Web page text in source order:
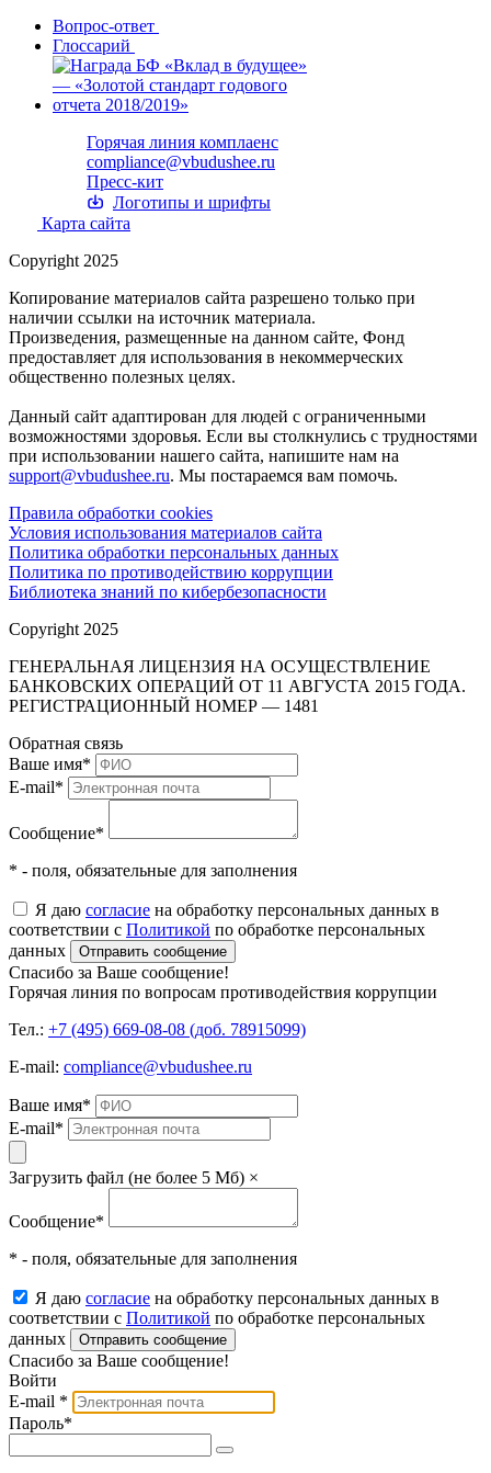
Вопрос-ответ
Глоссарий
Горячая линия комплаенс
compliance@vbudushee.ru
Пресс-кит
Логотипы и шрифты
Карта сайта
Copyright 2025
Копирование материалов сайта разрешено только при
наличии ссылки на источник материала.
Произведения, размещенные на данном сайте, Фонд
предоставляет для использования в некоммерческих
общественно полезных целях.
Данный сайт адаптирован для людей с ограниченными
возможностями здоровья. Если вы столкнулись с трудностями
при использовании нашего сайта, напишите нам на
support@vbudushee.ru. Мы постараемся вам помочь.
Правила обработки cookies
Условия использования материалов сайта
Политика обработки персональных данных
Политика по противодействию коррупции
Библиотека знаний по кибербезопасности
Copyright 2025
ГЕНЕРАЛЬНАЯ ЛИЦЕНЗИЯ НА ОСУЩЕСТВЛЕНИЕ
БАНКОВСКИХ ОПЕРАЦИЙ ОТ 11 АВГУСТА 2015 ГОДА.
РЕГИСТРАЦИОННЫЙ НОМЕР — 1481
Обратная связь
Ваше имя*
E-mail*
Сообщение*
* - поля, обязательные для заполнения
Я даю согласие на обработку персональных данных в
соответствии с Политикой по обработке персональных
данных
Отправить сообщение
Спасибо за Ваше сообщение!
Горячая линия по вопросам противодействия коррупции
Тел.: +7 (495) 669-08-08 (доб. 78915099)
E-mail: compliance@vbudushee.ru
Ваше имя*
E-mail*
Загрузить файл (не более 5 Мб) ×
Сообщение*
* - поля, обязательные для заполнения
Я даю согласие на обработку персональных данных в
соответствии с Политикой по обработке персональных
данных
Отправить сообщение
Спасибо за Ваше сообщение!
Войти
E-mail *
Пароль*